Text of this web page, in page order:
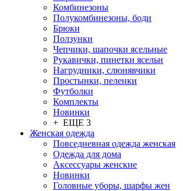
Комбинезоны
Полукомбинезоны, боди
Брюки
Ползунки
Чепчики, шапочки ясельные
Рукавички, пинетки ясельн
Нагрудники, слюнявчики
Простынки, пеленки
Футболки
Комплекты
Новинки
+ ЕЩЕ 3
Женская одежда
Повседневная одежда женская
Одежда для дома
Аксессуары женские
Новинки
Головные уборы, шарфы жен